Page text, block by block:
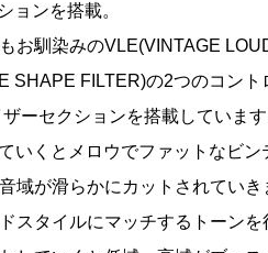
ョンを搭載。
お馴染みのVLE(VINTAGE
SHAPE FILTER)の2つのコント
ーセクションを搭載しています
いくとメロウでファットなビン
域が滑らかにカットされていき
スタイルにマッチするトーンを